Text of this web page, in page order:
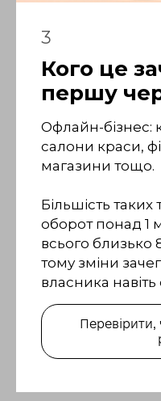
3
Кого це
першу
Офлайн-бізнес:
салони краси,
магазини тощо.
Більшість
оборот понад 1
всього близько
тому зміни
власника навіть
Перевірити,